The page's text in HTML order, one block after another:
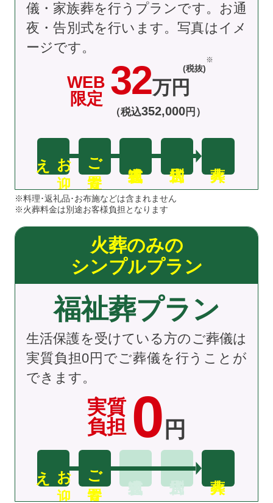
WEB
限定 32万円
(税抜)
（税込352,000円）
お
迎
え ご安置
儀・家族葬を行うプランです。お通
夜・告別式を行います。写真はイメ
ージです。
※料理･返礼品･お布施などは含まれません
※火葬料金は別途お客様負担となります
火葬のみの
シンプルプラン
福祉葬プラン
実質
負担 0 円
生活保護を受けている方のご葬儀は
実質負担0円でご葬儀を行うことが
できます。
お
迎
え ご安置